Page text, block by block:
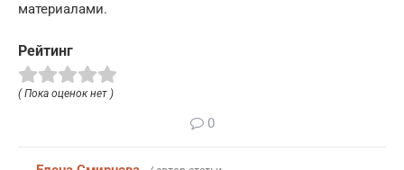
материалами.
Рейтинг
( Пока оценок нет )
0